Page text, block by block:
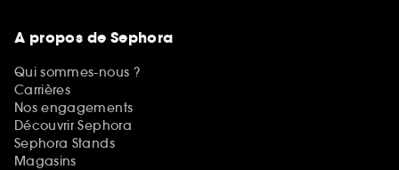
A propos de Sephora
Qui sommes-nous ?
Carrières
Nos engagements
Découvrir Sephora
Sephora Stands
Magasins